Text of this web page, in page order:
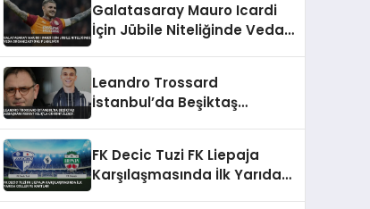
Galatasaray Mauro Icardi
İçin Jübile Niteliğinde Veda
Leandro Trossard
İstanbul’da Beşiktaş
FK Decic Tuzi FK Liepaja
Karşılaşmasında İlk Yarıda